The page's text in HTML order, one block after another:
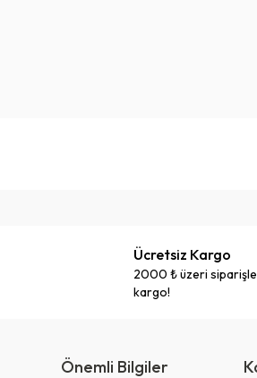
Ücretsiz Kargo
2000 ₺ üzeri
kargo!
Önemli Bilgiler